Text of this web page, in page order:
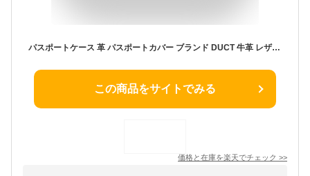
パスポートケース 革 パスポートカバー ブランド DUCT 牛革 レザー PassPort Case NL-191 本革 イタリアンレザー メンズ レディース ユニセックス おしゃれ パスポート入れ カード 航空券 搭乗券 エアー チケット 旅行用品 プレゼント ギフト 送料無料 母の日 父の日 あす楽
この商品をサイトでみる
価格と在庫を楽天でチェック >>